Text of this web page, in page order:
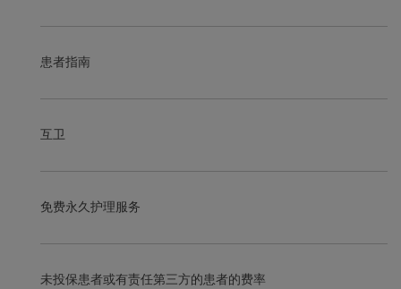
患者指南
互卫
免费永久护理服务
未投保患者或有责任第三方的患者的费率